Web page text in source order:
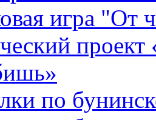
игра "От
по